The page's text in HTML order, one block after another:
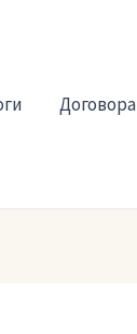
Договора